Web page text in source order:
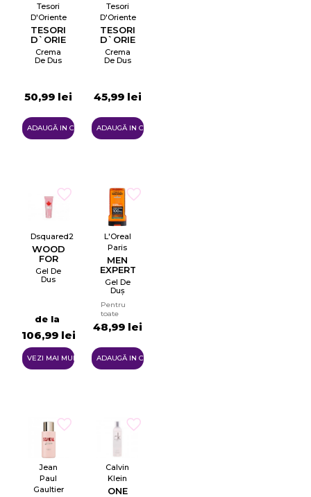
Tesori
D'Oriente
TESORI
D`ORIENTE
WHITE
MUSK
Crema
De Dus
50,99 lei
ADAUGĂ IN COŞ
Tesori
D'Oriente
TESORI
D`ORIENTE
AYURVEDA
SHOWER
Crema
De Dus
45,99 lei
ADAUGĂ IN COŞ
Dsquared2
WOOD
FOR
HER
Gel De
Dus
de la
106,99 lei
VEZI MAI MULTE
L'Oreal
Paris
MEN
EXPERT
HYDRA
ENERGETIC
Gel De
Duș
Bărbați
Pentru
toate
tipurile
de piele
48,99 lei
ADAUGĂ IN COŞ
Jean
Paul
Gaultier
Calvin
Klein
ONE
Creeaza o lista de dorinte
Numele listei de dorinte